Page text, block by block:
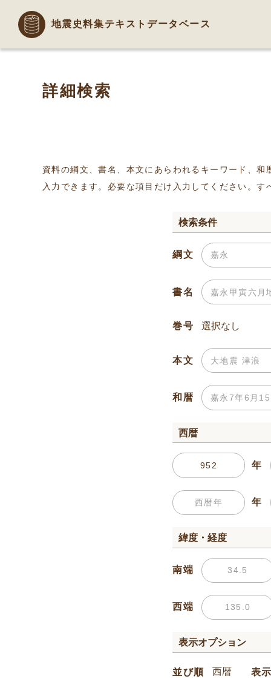
地震史料集テキストデータベース
詳細検索
資料の綱文、書名、本文にあらわれるキーワード、
入力できます。必要な項目だけ入力してください。
検索条件
綱文
書名
巻号
本文
和暦
西暦
年
年
緯度・経度
南端
西端
表示オプション
並び順 表